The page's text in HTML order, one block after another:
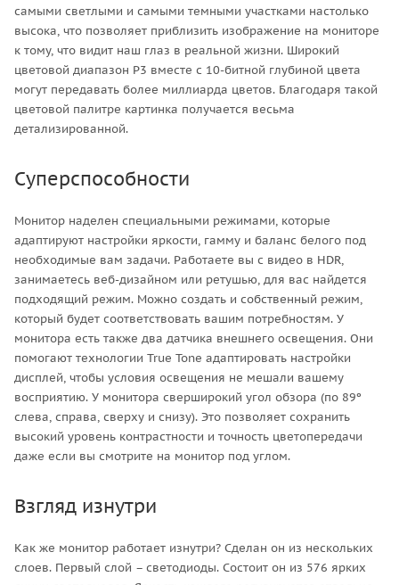
самыми светлыми и самыми темными участками настолько
высока, что позволяет приблизить изображение на мониторе
к тому, что видит наш глаз в реальной жизни. Широкий
цветовой диапазон P3 вместе с 10-битной глубиной цвета
могут передавать более миллиарда цветов. Благодаря такой
цветовой палитре картинка получается весьма
детализированной.
Суперспособности
Монитор наделен специальными режимами, которые
адаптируют настройки яркости, гамму и баланс белого под
необходимые вам задачи. Работаете вы с видео в HDR,
занимаетесь веб-дизайном или ретушью, для вас найдется
подходящий режим. Можно создать и собственный режим,
который будет соответствовать вашим потребностям. У
монитора есть также два датчика внешнего освещения. Они
помогают технологии True Tone адаптировать настройки
дисплей, чтобы условия освещения не мешали вашему
восприятию. У монитора сверширокий угол обзора (по 89º
слева, справа, сверху и снизу). Это позволяет сохранить
высокий уровень контрастности и точность цветопередачи
даже если вы смотрите на монитор под углом.
Взгляд изнутри
Как же монитор работает изнутри? Сделан он из нескольких
слоев. Первый слой – светодиоды. Состоит он из 576 ярких